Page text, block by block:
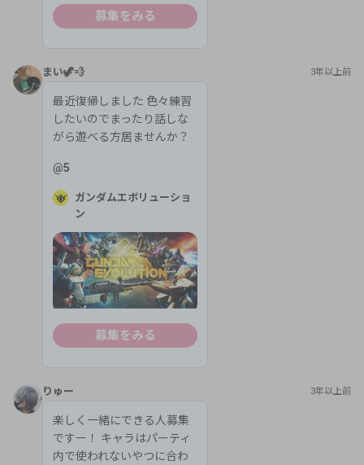
募集をみる
まい🦖💨 3年以上前
最近復帰しました 色々練習
したいのでまったり話しな
がら遊べる方居ませんか？
@5
ガンダムエボリューショ
ン
募集をみる
りゅー 3年以上前
楽しく一緒にできる人募集
ですー！ キャラはパーティ
内で使われないやつに合わ